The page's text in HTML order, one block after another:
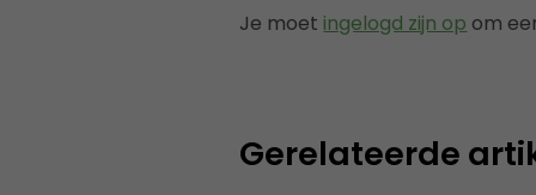
Je moet ingelogd zijn op om
Gerelateerde